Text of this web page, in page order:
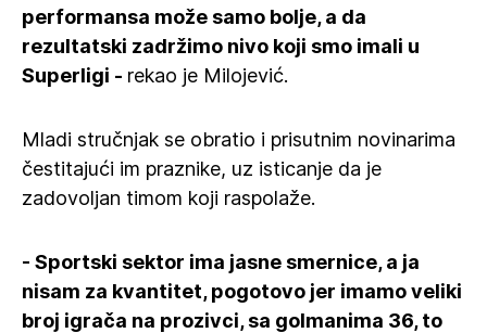
performansa može samo bolje, a da
rezultatski zadržimo nivo koji smo imali u
Superligi - rekao je Milojević.
Mladi stručnjak se obratio i prisutnim novinarima
čestitajući im praznike, uz isticanje da je
zadovoljan timom koji raspolaže.
- Sportski sektor ima jasne smernice, a ja
nisam za kvantitet, pogotovo jer imamo veliki
broj igrača na prozivci, sa golmanima 36, to